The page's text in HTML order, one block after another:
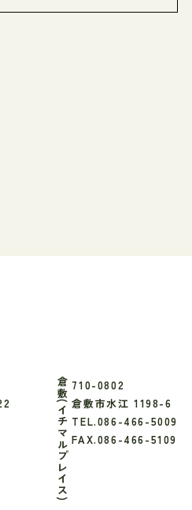
倉敷(イチマルプレイス) 710-0802
倉敷市水江 1198-6
TEL.086-466-5009
FAX.086-466-5109